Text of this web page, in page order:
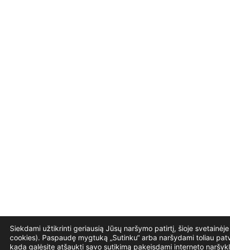
Siekdami užtikrinti geriausią Jūsų naršymo patirtį, šioje
cookies). Paspaudę mygtuką „Sutinku“ arba naršydami toliau
kada galėsite atšaukti savo sutikimą pakeisdami interneto